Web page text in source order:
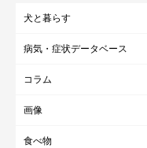
犬と暮らす
病気・症状データベース
コラム
画像
食べ物